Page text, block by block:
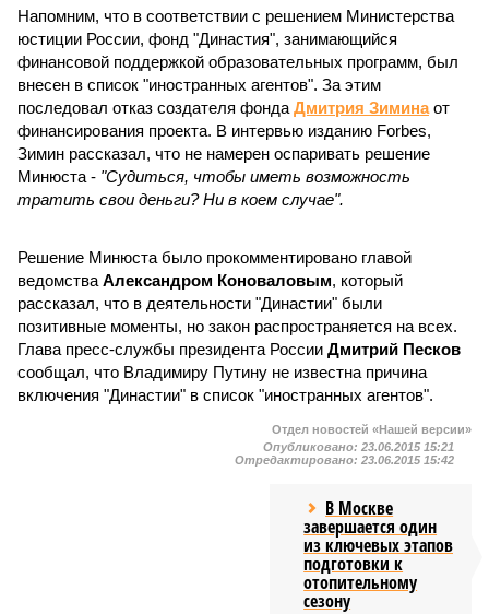
Напомним, что в соответствии с решением Министерства
юстиции России, фонд "Династия", занимающийся
финансовой поддержкой образовательных программ, был
внесен в список "иностранных агентов". За этим
последовал отказ создателя фонда Дмитрия Зимина от
финансирования проекта. В интервью изданию Forbes,
Зимин рассказал, что не намерен оспаривать решение
Минюста - "Судиться, чтобы иметь возможность
тратить свои деньги? Ни в коем случае".
Решение Минюста было прокомментировано главой
ведомства Александром Коноваловым, который
рассказал, что в деятельности "Династии" были
позитивные моменты, но закон распространяется на всех.
Глава пресс-службы президента России Дмитрий Песков
сообщал, что Владимиру Путину не известна причина
включения "Династии" в список "иностранных агентов".
Отдел новостей «Нашей версии»
Опубликовано: 23.06.2015 15:21
Отредактировано: 23.06.2015 15:42
В Москве
завершается один
из ключевых этапов
подготовки к
отопительному
сезону